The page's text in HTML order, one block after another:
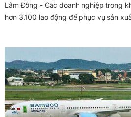
Lâm Đồng - Các doanh nghiệp trong
hơn 3.100 lao động để phục vụ sản